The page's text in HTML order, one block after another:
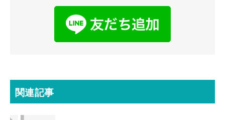
関連記事